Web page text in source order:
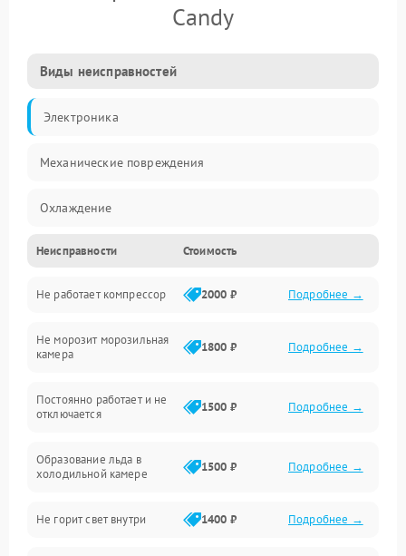
Candy
Виды неисправностей
Электроника
Механические повреждения
Охлаждение
Механика
Электропитание
Дренаж
Неисправности Стоимость
Не работает компрессор 2000 ₽ Подробнее →
Не морозит морозильная
камера
1800 ₽ Подробнее →
Постоянно работает и не
отключается
1500 ₽ Подробнее →
Образование льда в
холодильной камере
1500 ₽ Подробнее →
Не горит свет внутри 1400 ₽ Подробнее →